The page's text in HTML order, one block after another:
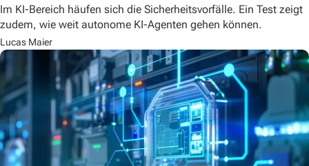
Im KI-Bereich häufen sich die Sicherheitsvorfälle. Ein Test zeigt
zudem, wie weit autonome KI-Agenten gehen können.
Lucas Maier